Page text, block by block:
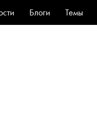
Блоги Темы
Стиль
Видео